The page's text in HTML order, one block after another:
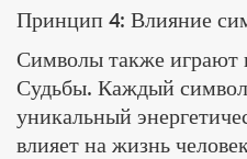
Принцип 4: Влияние
Символы также играют
Судьбы. Каждый
уникальный
влияет на жизнь